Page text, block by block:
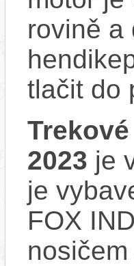
rovině a
tlačit do
2023 je
je
FOX